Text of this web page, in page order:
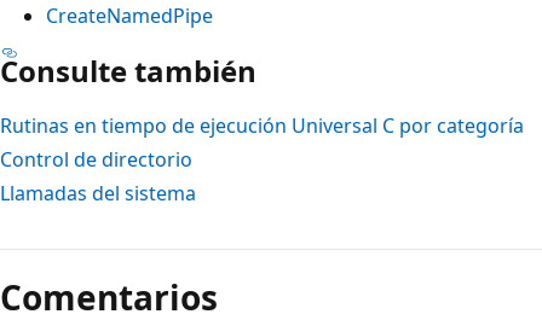
CreateNamedPipe
Consulte también
Rutinas en tiempo de ejecución Universal C por categoría
Control de directorio
Llamadas del sistema
Comentarios